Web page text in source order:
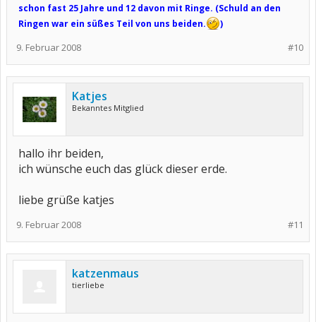
schon fast 25 Jahre und 12 davon mit Ringe. (Schuld an den
Ringen war ein süßes Teil von uns beiden.
)
#10
9. Februar 2008
Katjes
Bekanntes Mitglied
hallo ihr beiden,
ich wünsche euch das glück dieser erde.
liebe grüße katjes
#11
9. Februar 2008
katzenmaus
tierliebe